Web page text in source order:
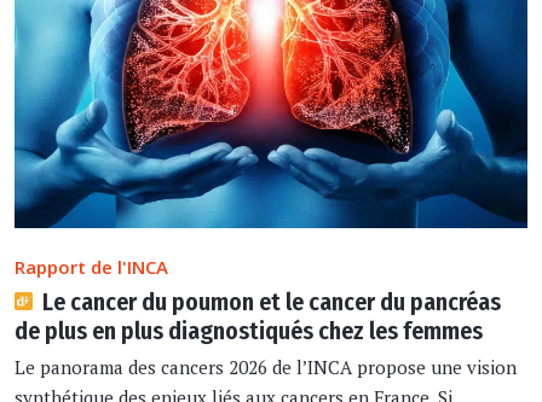
Rapport de l'INCA
Le cancer du poumon et le cancer du pancréas
de plus en plus diagnostiqués chez les femmes
Le panorama des cancers 2026 de l’INCA propose une vision